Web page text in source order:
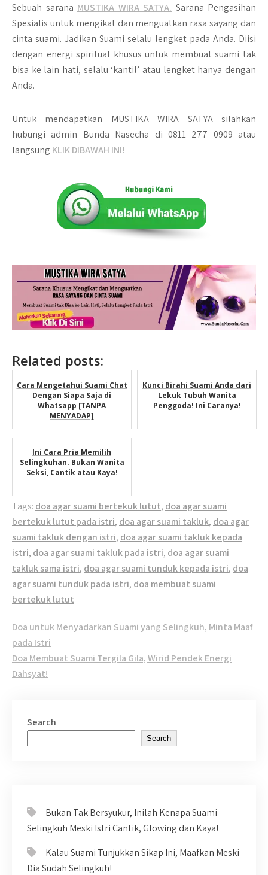
Sebuah sarana MUSTIKA WIRA SATYA. Sarana Pengasihan
Spesialis untuk mengikat dan menguatkan rasa sayang dan
cinta suami. Jadikan Suami selalu lengket pada Anda. Diisi
dengan energi spiritual khusus untuk membuat suami tak
bisa ke lain hati, selalu ‘kantil’ atau lengket hanya dengan
Anda.
Untuk mendapatkan MUSTIKA WIRA SATYA silahkan
hubungi admin Bunda Nasecha di 0811 277 0909 atau
langsung KLIK DIBAWAH INI!
Related posts:
Cara Mengetahui Suami Chat
Dengan Siapa Saja di
Whatsapp [TANPA
MENYADAP]
Kunci Birahi Suami Anda dari
Lekuk Tubuh Wanita
Penggoda! Ini Caranya!
Ini Cara Pria Memilih
Selingkuhan. Bukan Wanita
Seksi, Cantik atau Kaya!
Tags: doa agar suami bertekuk lutut, doa agar suami
bertekuk lutut pada istri, doa agar suami takluk, doa agar
suami takluk dengan istri, doa agar suami takluk kepada
istri, doa agar suami takluk pada istri, doa agar suami
takluk sama istri, doa agar suami tunduk kepada istri, doa
agar suami tunduk pada istri, doa membuat suami
bertekuk lutut
Post
navigation
Doa untuk Menyadarkan Suami yang Selingkuh, Minta Maaf
pada Istri
Doa Membuat Suami Tergila Gila, Wirid Pendek Energi
Dahsyat!
Search
Search
Bukan Tak Bersyukur, Inilah Kenapa Suami
Selingkuh Meski Istri Cantik, Glowing dan Kaya!
Kalau Suami Tunjukkan Sikap Ini, Maafkan Meski
Dia Sudah Selingkuh!